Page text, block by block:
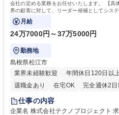
会社の定める業務をお任せいたします。 【具
界の顧客に対して、リーダー候補としてシス
定言語：Ruby on Rails/C#等）
月給
24万7000円～37万5000円
勤務地
島根県松江市
業界未経験歓迎
年間休日120日以
退職金あり
在宅OK 完全週休2日
仕事の内容
企業名 株式会社テクノプロジェクト 求人名 ★WEB面接可【SE/リーダ